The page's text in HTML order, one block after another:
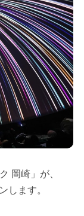
岡崎」が、
します。